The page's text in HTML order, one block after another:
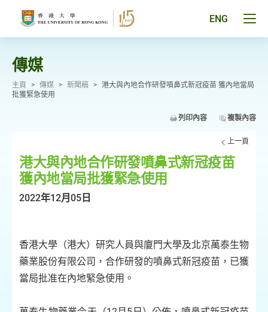
ENG
傳媒
主頁 > 傳媒 > 新聞稿 > 港大與內地合作研發噴鼻式新冠疫苗 獲內地當局
批獲緊急使用
列印內容 複製內容
上一頁
港大與內地合作研發噴鼻式新冠疫苗
獲內地當局批獲緊急使用
2022年12月05日
香港大學（港大）研究人員與廈門大學及北京萬泰生物
藥業股份有限公司，合作研發的噴鼻式新冠疫苗，已獲
當局批准在內地緊急使用。